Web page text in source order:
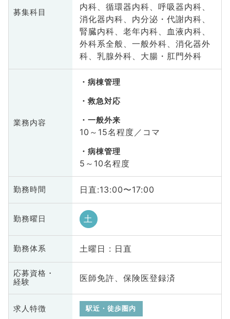
募集科目
内科、循環器内科、呼吸器内科、
消化器内科、内分泌・代謝内科、
腎臓内科、老年内科、血液内科、
外科系全般、一般外科、消化器外
科、乳腺外科、大腸・肛門外科
業務内容
病棟管理
救急対応
一般外来
10～15名程度／コマ
病棟管理
5～10名程度
勤務時間 日直:13:00〜17:00
勤務曜日 土
勤務体系 土曜日 : 日直
応募資格・
経験
医師免許、保険医登録済
求人特徴 駅近・徒歩圏内